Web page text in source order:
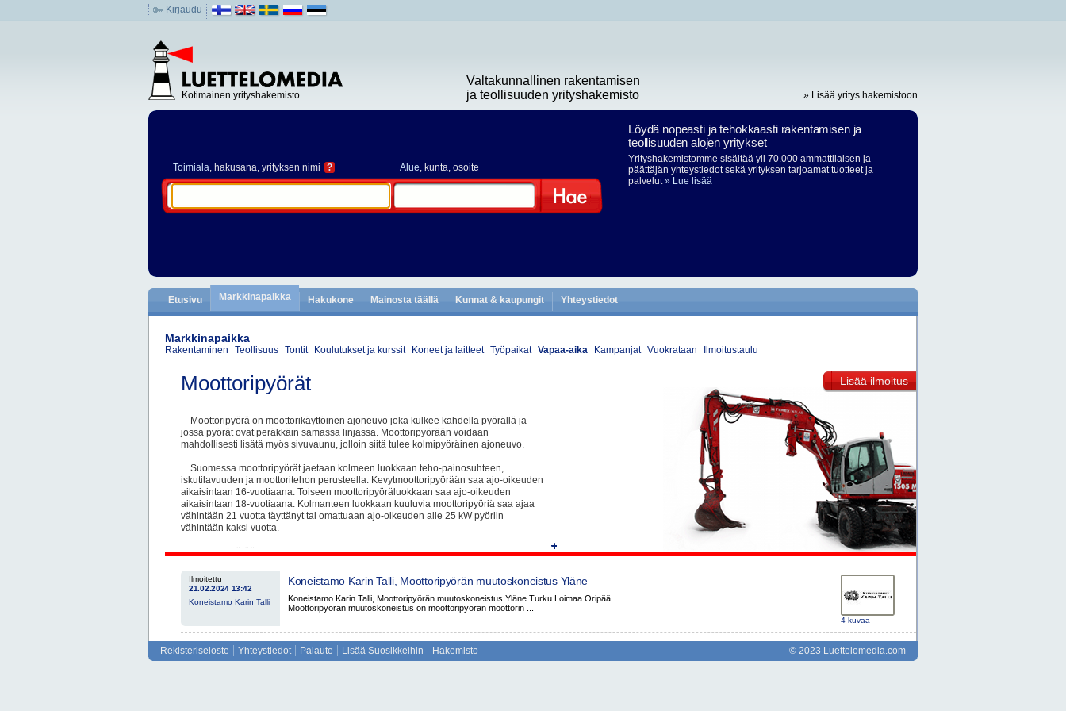
Kirjaudu
Kotimainen yrityshakemisto
Valtakunnallinen rakentamisen
ja teollisuuden yrityshakemisto
» Lisää yritys hakemistoon
Toimiala, hakusana, yrityksen nimi ? Alue, kunta, osoite
Löydä nopeasti ja tehokkaasti rakentamisen ja
teollisuuden alojen yritykset
Yrityshakemistomme sisältää yli 70.000 ammattilaisen ja
päättäjän yhteystiedot sekä yrityksen tarjoamat tuotteet ja
palvelut» Lue lisää
Etusivu Markkinapaikka Hakukone Mainosta täällä Kunnat & kaupungit Yhteystiedot
Markkinapaikka
Rakentaminen Teollisuus Tontit Koulutukset ja kurssit Koneet ja laitteet Työpaikat Vapaa-aika Kampanjat Vuokrataan Ilmoitustaulu
Lisää ilmoitus
Moottoripyörät
Moottoripyörä on moottorikäyttöinen ajoneuvo joka kulkee kahdella pyörällä ja
jossa pyörät ovat peräkkäin samassa linjassa. Moottoripyörään voidaan
mahdollisesti lisätä myös sivuvaunu, jolloin siitä tulee kolmipyöräinen ajoneuvo.
Suomessa moottoripyörät jaetaan kolmeen luokkaan teho-painosuhteen,
iskutilavuuden ja moottoritehon perusteella. Kevytmoottoripyörään saa ajo-oikeuden
aikaisintaan 16-vuotiaana. Toiseen moottoripyöräluokkaan saa ajo-oikeuden
aikaisintaan 18-vuotiaana. Kolmanteen luokkaan kuuluvia moottoripyöriä saa ajaa
vähintään 21 vuotta täyttänyt tai omattuaan ajo-oikeuden alle 25 kW pyöriin
vähintään kaksi vuotta.
Moottoripyörää, jonka suurin rakenteellinen nopeus on 45 km/h ja iskutilavuus
moottoripyörä ja eroaa myös moottorin koon ja tehon, sekä huippunopeuksien
osalta.
Runko on moottoripyörän keskeisin tukirakenne. Runkoon kiinnittyvät niin
etuhaarukka, takahaarukka, moottori ja muut keskeiset moottoripyörän osa. Nykyään
moottoripyörien runko on valmistettu alumiinista. Ennen alumiinia moottoripyörien
rungot valmistettiin teräsputkista. Alumiinista valmistetun rungon nimi on palkkirunko,
skoottereissa käytetään monokokkirunkoja.
Ilmoitettu
21.02.2024 13:42
Koneistamo Karin Talli
Koneistamo Karin Talli, Moottoripyörän muutoskoneistus Yläne
Turku Loimaa Oripää
Koneistamo Karin Talli, Moottoripyörän muutoskoneistus Yläne Turku Loimaa Oripää
Moottoripyörän muutoskoneistus on moottoripyörän moottorin ...
4 kuvaa
Rekisteriseloste Yhteystiedot Palaute Lisää Suosikkeihin Hakemisto © 2023 Luettelomedia.com